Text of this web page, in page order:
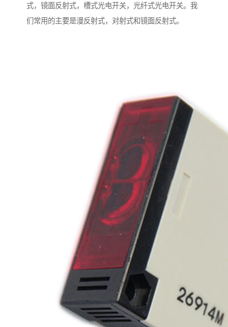
式，镜面反射式，槽式光电开关，光纤式光电开关。我
们常用的主要是漫反射式，对射式和镜面反射式。